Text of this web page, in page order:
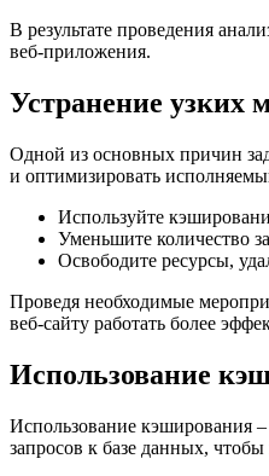
В результате проведения
веб-приложения.
Устранение узких
Одной из основных причин
и оптимизировать
Используйте
Уменьшите количество
Освободите ресурсы,
Проведя необходимые
веб-сайту работать более
Использование
Использование кэширования
запросов к базе данных,